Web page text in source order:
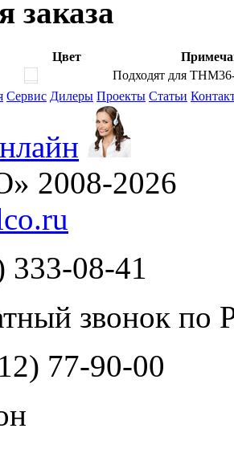
заказа
Цвет
Подходят для
Сервис Дилеры Проекты Статьи
2008-2026
333-08-41
звонок по
77-90-00